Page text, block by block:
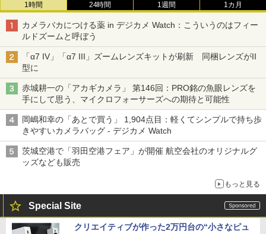
1時間 24時間 1週間 1カ月
カメラバカにつける薬 in デジカメ Watch：こういうのはフィー
ルドズームと呼ぼう
「α7 IV」「α7 III」ズームレンズキットが刷新 同梱レンズがII
型に
赤城耕一の「アカギカメラ」 第146回：PRO銘の魚眼レンズを
手にして思う、マイクロフォーサーズへの期待と可能性
岡嶋和幸の「あとで買う」 1,904点目：軽くてシンプルで持ち歩
きやすいカメラバッグ - デジカメ Watch
茨城空港で「羽田空港フェア」が開催 航空会社のオリジナルグ
ッズなども販売
もっと見る
Special Site
クリエイティブが作った2万円台の“小さなピュ